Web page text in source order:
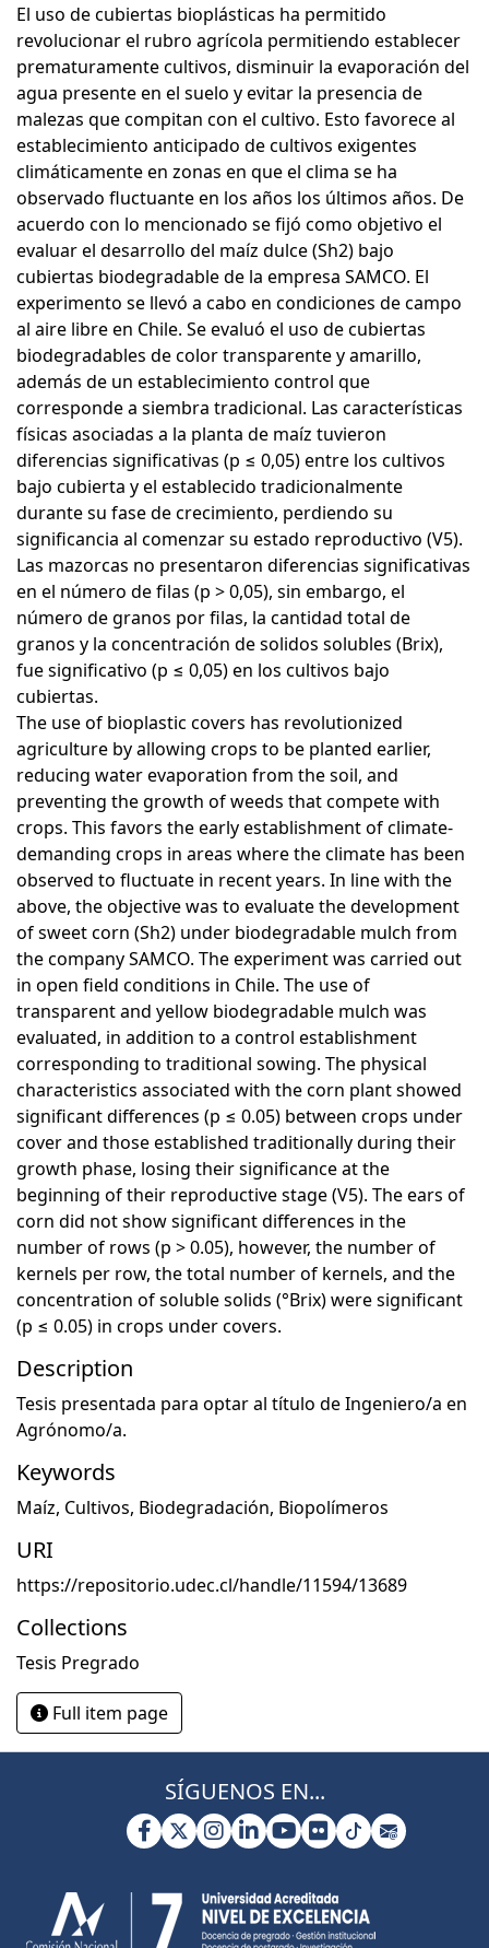
El uso de cubiertas bioplásticas ha permitido
revolucionar el rubro agrícola permitiendo establecer
prematuramente cultivos, disminuir la evaporación del
agua presente en el suelo y evitar la presencia de
malezas que compitan con el cultivo. Esto favorece al
establecimiento anticipado de cultivos exigentes
climáticamente en zonas en que el clima se ha
observado fluctuante en los años los últimos años. De
acuerdo con lo mencionado se fijó como objetivo el
evaluar el desarrollo del maíz dulce (Sh2) bajo
cubiertas biodegradable de la empresa SAMCO. El
experimento se llevó a cabo en condiciones de campo
al aire libre en Chile. Se evaluó el uso de cubiertas
biodegradables de color transparente y amarillo,
además de un establecimiento control que
corresponde a siembra tradicional. Las características
físicas asociadas a la planta de maíz tuvieron
diferencias significativas (p ≤ 0,05) entre los cultivos
bajo cubierta y el establecido tradicionalmente
durante su fase de crecimiento, perdiendo su
significancia al comenzar su estado reproductivo (V5).
Las mazorcas no presentaron diferencias significativas
en el número de filas (p > 0,05), sin embargo, el
número de granos por filas, la cantidad total de
granos y la concentración de solidos solubles (Brix),
fue significativo (p ≤ 0,05) en los cultivos bajo
cubiertas.
The use of bioplastic covers has revolutionized
agriculture by allowing crops to be planted earlier,
reducing water evaporation from the soil, and
preventing the growth of weeds that compete with
crops. This favors the early establishment of climate-
demanding crops in areas where the climate has been
observed to fluctuate in recent years. In line with the
above, the objective was to evaluate the development
of sweet corn (Sh2) under biodegradable mulch from
the company SAMCO. The experiment was carried out
in open field conditions in Chile. The use of
transparent and yellow biodegradable mulch was
evaluated, in addition to a control establishment
corresponding to traditional sowing. The physical
characteristics associated with the corn plant showed
significant differences (p ≤ 0.05) between crops under
cover and those established traditionally during their
growth phase, losing their significance at the
beginning of their reproductive stage (V5). The ears of
corn did not show significant differences in the
number of rows (p > 0.05), however, the number of
kernels per row, the total number of kernels, and the
concentration of soluble solids (°Brix) were significant
(p ≤ 0.05) in crops under covers.
Description
Tesis presentada para optar al título de Ingeniero/a en
Agrónomo/a.
Keywords
Maíz, Cultivos, Biodegradación, Biopolímeros
URI
https://repositorio.udec.cl/handle/11594/13689
Collections
Tesis Pregrado
Full item page
SÍGUENOS EN...